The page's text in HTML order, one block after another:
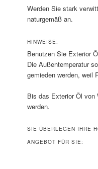
Werden Sie stark
naturgemäß an.
HINWEISE:
Benutzen Sie Exterior
Die Außentemperatur
gemieden werden, weil
Bis das Exterior Öl von
werden.
SIE ÜBERLEGEN IHRE
ANGEBOT FÜR SIE: